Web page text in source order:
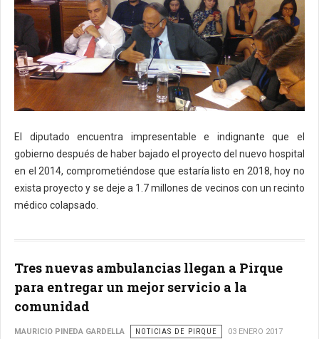
El diputado encuentra impresentable e indignante que el
gobierno después de haber bajado el proyecto del nuevo hospital
en el 2014, comprometiéndose que estaría listo en 2018, hoy no
exista proyecto y se deje a 1.7 millones de vecinos con un recinto
médico colapsado.
Tres nuevas ambulancias llegan a Pirque
para entregar un mejor servicio a la
comunidad
MAURICIO PINEDA GARDELLA NOTICIAS DE PIRQUE
03 ENERO 2017